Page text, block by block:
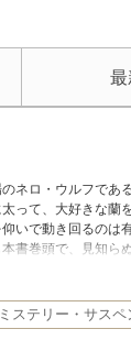
最
ネロ・ウルフであ
って、大好きな
いで動き回るの
書巻頭で、見知
ミステリー・サスペ